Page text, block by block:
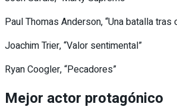
Paul Thomas Anderson, “Una batalla tras
Joachim Trier, “Valor sentimental”
Ryan Coogler, “Pecadores”
Mejor actor protagónico